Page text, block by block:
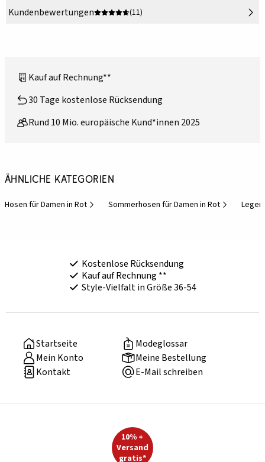
Kundenbewertungen
(11)
Kauf auf Rechnung**
30 Tage kostenlose Rücksendung
Rund 10 Mio. europäische Kund*innen 2025
Ähnliche Kategorien
Hosen für Damen in Rot Sommerhosen für Damen in Rot
Kostenlose Rücksendung
Kauf auf Rechnung **
Style-Vielfalt in Größe 36-54
Startseite
Modeglossar
Mein Konto
Meine Bestellung
Kontakt
E-Mail schreiben
10% +
Versand
gratis*